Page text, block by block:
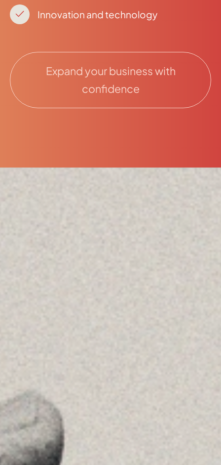
Innovation and technology
Expand your business with
confidence